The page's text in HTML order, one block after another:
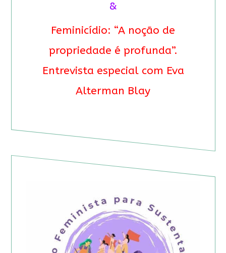
&
Feminicídio: “A noção de
propriedade é profunda”.
Entrevista especial com Eva
Alterman Blay